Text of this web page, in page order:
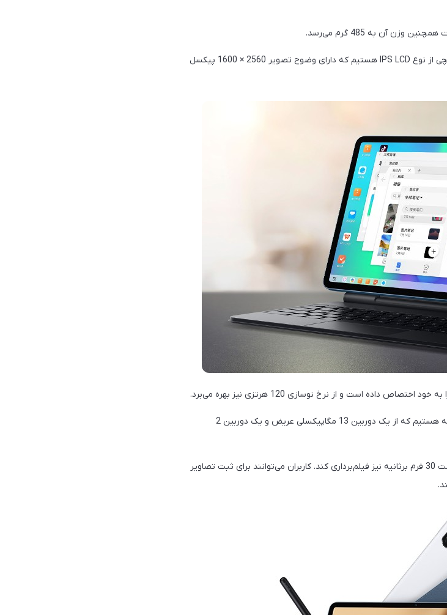
در پنل جلویی V7 Pro شاهد یک صفحه‌‌نمایش 11 اینچی از نوع IPS LCD هستیم که دارای وضوح تصویر 2560 × 1600 پیکسل
در پنل پشتی این تبلت شاهد یک ماژول دوربین دوگانه هستیم که از یک دوربین 13 مگاپیکسلی عریض و یک دوربین 2
دوربین اصلی دستگاه می‌تواند با کیفیت 2160p و سرعت 30 فرم برثانیه نیز فیلم‌برداری کند. کاربران می‌توانند برای ثبت تصاویر